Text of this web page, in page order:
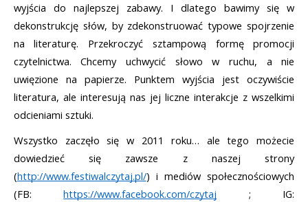
wyjścia do najlepszej zabawy. I dlatego bawimy się w
dekonstrukcję słów, by zdekonstruować typowe spojrzenie
na literaturę. Przekroczyć sztampową formę promocji
czytelnictwa. Chcemy uchwycić słowo w ruchu, a nie
uwięzione na papierze. Punktem wyjścia jest oczywiście
literatura, ale interesują nas jej liczne interakcje z wszelkimi
odcieniami sztuki.
Wszystko zaczęło się w 2011 roku… ale tego możecie
dowiedzieć się zawsze z naszej strony
(http://www.festiwalczytaj.pl/) i mediów społecznościowych
(FB: https://www.facebook.com/czytaj